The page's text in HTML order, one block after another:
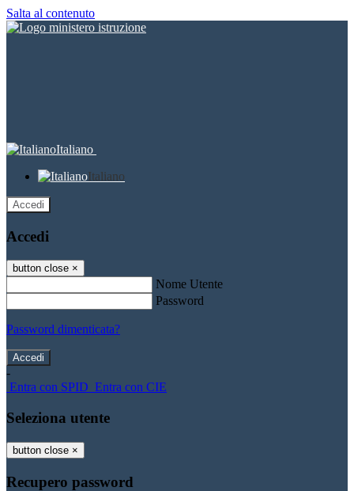
Salta al contenuto
Italiano
Italiano
Accedi
Accedi
button close ×
Nome Utente
Password
Password dimenticata?
-
Entra con SPID Entra con CIE
Seleziona utente
button close ×
Recupero password